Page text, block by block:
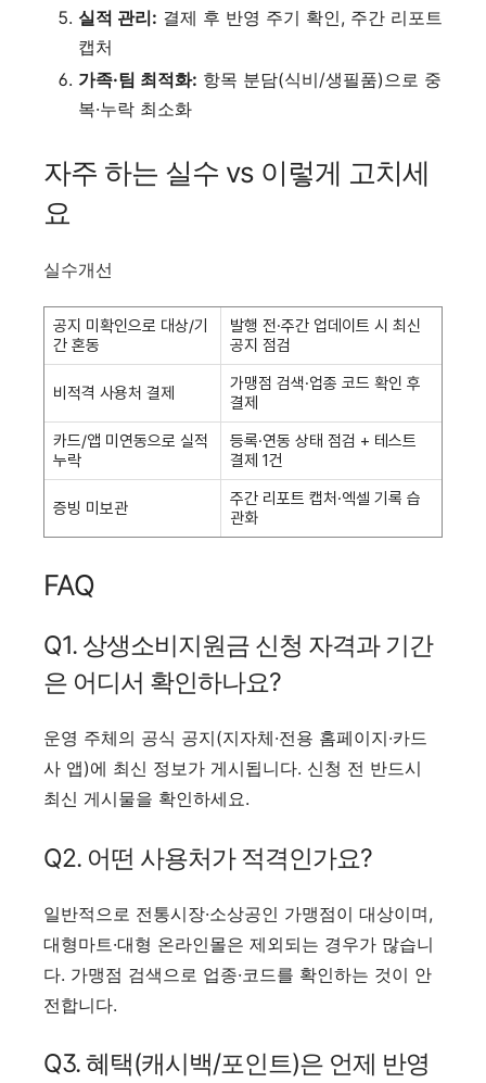
실적 관리: 결제 후 반영 주기 확인, 주간 리포트
캡처
가족·팀 최적화: 항목 분담(식비/생필품)으로 중
복·누락 최소화
자주 하는 실수 vs 이렇게 고치세
요
실수개선
공지 미확인으로 대상/기
간 혼동
발행 전·주간 업데이트 시 최신
공지 점검
비적격 사용처 결제
가맹점 검색·업종 코드 확인 후
결제
카드/앱 미연동으로 실적
누락
등록·연동 상태 점검 + 테스트
결제 1건
증빙 미보관
주간 리포트 캡처·엑셀 기록 습
관화
FAQ
Q1. 상생소비지원금 신청 자격과 기간
은 어디서 확인하나요?
운영 주체의 공식 공지(지자체·전용 홈페이지·카드
사 앱)에 최신 정보가 게시됩니다. 신청 전 반드시
최신 게시물을 확인하세요.
Q2. 어떤 사용처가 적격인가요?
일반적으로 전통시장·소상공인 가맹점이 대상이며,
대형마트·대형 온라인몰은 제외되는 경우가 많습니
다. 가맹점 검색으로 업종·코드를 확인하는 것이 안
전합니다.
Q3. 혜택(캐시백/포인트)은 언제 반영